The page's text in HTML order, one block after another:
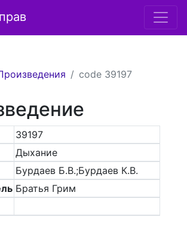
code 39197
39197
Дыхание
Бурдаев Б.В.;Бурдаев К.В.
Братья Грим